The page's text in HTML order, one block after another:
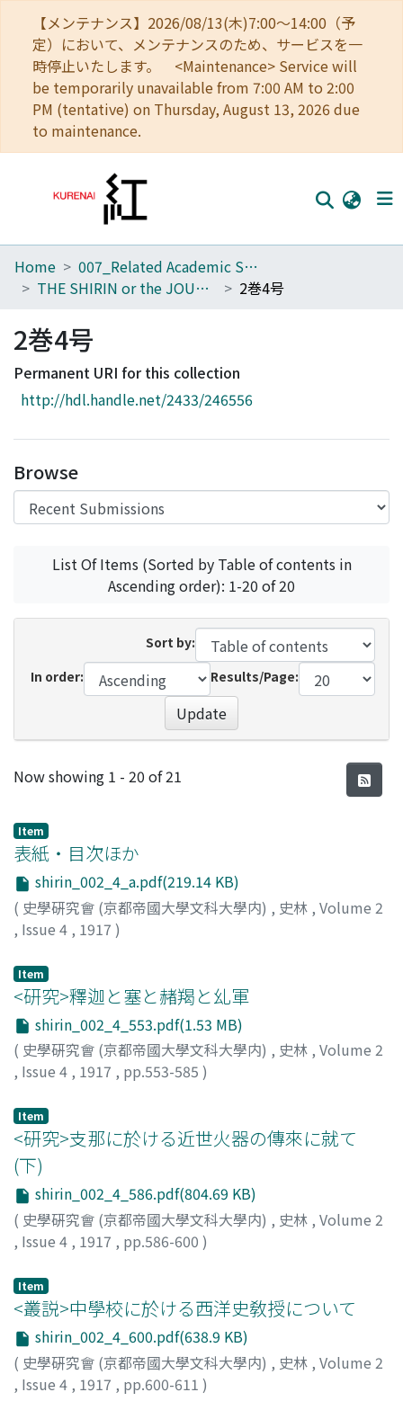
【メンテナンス】2026/08/13(木)7:00～14:00（予
定）において、メンテナンスのため、サービスを一
時停止いたします。 <Maintenance> Service will
be temporarily unavailable from 7:00 AM to 2:00
PM (tentative) on Thursday, August 13, 2026 due
to maintenance.
Home
Browse
Download Ranking
Access Statistics
Home
007_Related Academic Societies
THE SHIRIN or the JOURNAL OF HISTORY
2巻4号
2巻4号
Permanent URI for this collection
http://hdl.handle.net/2433/246556
Browse
List Of Items (Sorted by Table of contents in
Ascending order): 1-20 of 20
Sort by:
In order:
Results/Page:
Update
Recent Submissions
Now showing 1 - 20 of 21
Item
表紙・目次ほか
shirin_002_4_a.pdf(219.14 KB)
( 史學硏究會 (京都帝國大學文科大學内) , 史林 , Volume 2
, Issue 4 , 1917 )
Item
<研究>釋迦と塞と赭羯と乣軍
shirin_002_4_553.pdf(1.53 MB)
( 史學硏究會 (京都帝國大學文科大學内) , 史林 , Volume 2
, Issue 4 , 1917 , pp.553-585 )
Item
<研究>支那に於ける近世火器の傳來に就て
(下)
shirin_002_4_586.pdf(804.69 KB)
( 史學硏究會 (京都帝國大學文科大學内) , 史林 , Volume 2
, Issue 4 , 1917 , pp.586-600 )
Item
<叢説>中學校に於ける西洋史敎授について
shirin_002_4_600.pdf(638.9 KB)
( 史學硏究會 (京都帝國大學文科大學内) , 史林 , Volume 2
, Issue 4 , 1917 , pp.600-611 )